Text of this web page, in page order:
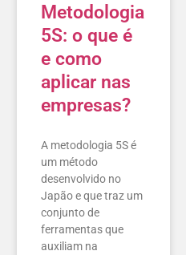
Metodologia
5S: o que é
e como
aplicar nas
empresas?
A metodologia 5S é
um método
desenvolvido no
Japão e que traz um
conjunto de
ferramentas que
auxiliam na